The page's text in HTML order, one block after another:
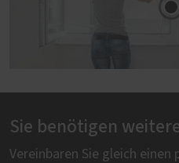
Sie benötigen
Vereinbaren Sie gleich einen